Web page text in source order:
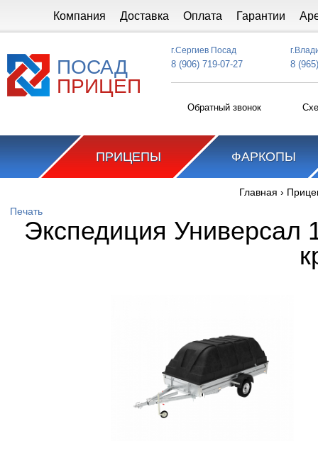
Компания Доставка Оплата Гарантии
ПОСАД
ПРИЦЕП
г.Сергиев Посад
8 (906) 719-07-27 8
Обратный звонок
ПРИЦЕПЫ ФАРКОПЫ
Главная ›
Печать
Экспедиция Универсал